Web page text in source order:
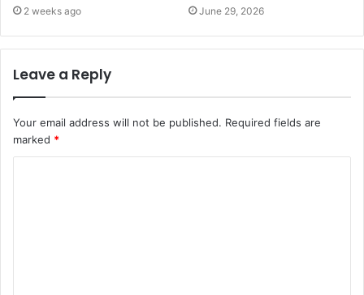
2 weeks ago June 29, 2026
Leave a Reply
Your email address will not be published. Required fields are
marked *